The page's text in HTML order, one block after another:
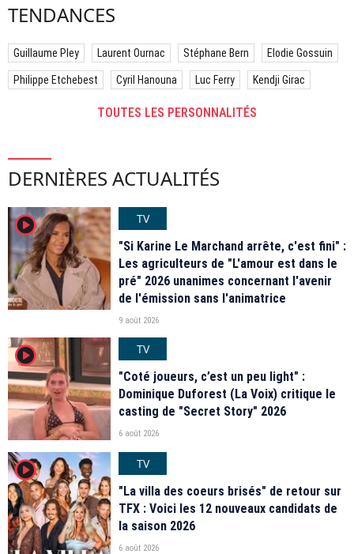
TENDANCES
Guillaume Pley Laurent Ournac Stéphane Bern Elodie Gossuin
Philippe Etchebest Cyril Hanouna Luc Ferry Kendji Girac
TOUTES LES PERSONNALITÉS
DERNIÈRES ACTUALITÉS
player2
TV
"Si Karine Le Marchand arrête, c'est fini" :
Les agriculteurs de "L'amour est dans le
pré" 2026 unanimes concernant l'avenir
de l'émission sans l'animatrice
9 août 2026
player2
TV
"Coté joueurs, c’est un peu light" :
Dominique Duforest (La Voix) critique le
casting de "Secret Story" 2026
6 août 2026
player2
TV
"La villa des coeurs brisés" de retour sur
TFX : Voici les 12 nouveaux candidats de
la saison 2026
6 août 2026